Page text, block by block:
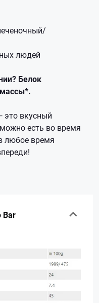
людей
Белок
это вкусный
есть во время
любое время
Bar